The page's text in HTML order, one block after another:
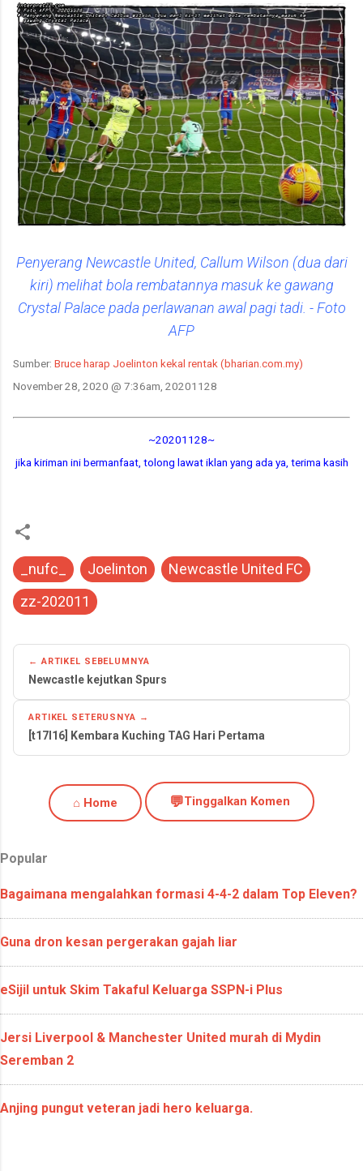
Penyerang Newcastle United, Callum Wilson (dua dari
kiri) melihat bola rembatannya masuk ke gawang
Crystal Palace pada perlawanan awal pagi tadi. - Foto
AFP
Sumber: Bruce harap Joelinton kekal rentak (bharian.com.my)
November 28, 2020 @ 7:36am, 20201128
~20201128~
jika kiriman ini bermanfaat, tolong lawat iklan yang ada ya, terima kasih
_nufc_ Joelinton
Newcastle United FC
zz-202011
← ARTIKEL SEBELUMNYA
Newcastle kejutkan Spurs
ARTIKEL SETERUSNYA →
[t17l16] Kembara Kuching TAG Hari Pertama
⌂ Home 💬Tinggalkan Komen
Popular
Bagaimana mengalahkan formasi 4-4-2 dalam Top Eleven?
Guna dron kesan pergerakan gajah liar
eSijil untuk Skim Takaful Keluarga SSPN-i Plus
Jersi Liverpool & Manchester United murah di Mydin
Seremban 2
Anjing pungut veteran jadi hero keluarga.